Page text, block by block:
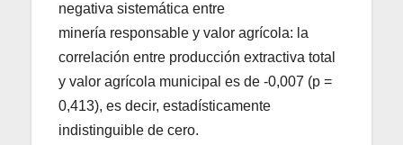
negativa sistemática entre
minería responsable y valor agrícola: la
correlación entre producción extractiva total
y valor agrícola municipal es de -0,007 (p =
0,413), es decir, estadísticamente
indistinguible de cero.